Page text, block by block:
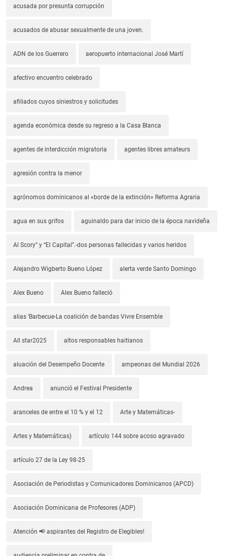
acusada por presunta corrupción
acusados de abusar sexualmente de una joven.
ADN de los Guerrero aeropuerto internacional José Martí
afectivo encuentro celebrado
afiliados cuyos siniestros y solicitudes
agenda económica desde su regreso a la Casa Blanca
agentes de interdicción migratoria agentes libres amateurs
agresión contra la menor
agrónomos dominicanos al «borde de la extinción» Reforma Agraria
agua en sus grifos aguinaldo para dar inicio de la época navideña
Al Scory” y “El Capital”.-dos personas fallecidas y varios heridos
Alejandro Wigberto Bueno López alerta verde Santo Domingo
Alex Bueno Alex Bueno falleció
alias ‘Barbecue-La coalición de bandas Vivre Ensemble
All star2025 altos responsables haitianos
aluación del Desempeño Docente ampeonas del Mundial 2026
Andrea anunció el Festival Presidente
aranceles de entre el 10 % y el 12 Arte y Matemáticas-
Artes y Matemáticas) artículo 144 sobre acoso agravado
artículo 27 de la Ley 98-25
Asociación de Periodistas y Comunicadores Dominicanos (APCD)
Asociación Dominicana de Profesores (ADP)
Atención 📢 aspirantes del Registro de Elegibles!